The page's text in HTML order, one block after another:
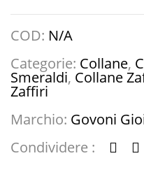
COD: N/A
Categorie: Collane,
Smeraldi, Collane
Zaffiri
Marchio: Govoni
Condividere :